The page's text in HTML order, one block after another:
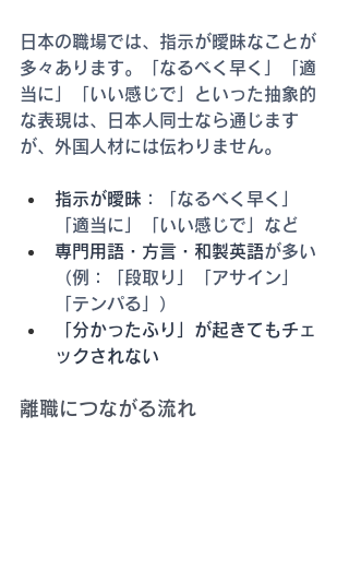
日本の職場では、指示が曖昧なことが
多々あります。「なるべく早く」「適
当に」「いい感じで」といった抽象的
な表現は、日本人同士なら通じます
が、外国人材には伝わりません。
指示が曖昧 ：「なるべく早く」
「適当に」「いい感じで」など
専門用語・方言・和製英語が多い
（例：「段取り」「アサイン」
「テンパる」）
「分かったふり」が起きてもチェ
ックされない
離職につながる流れ